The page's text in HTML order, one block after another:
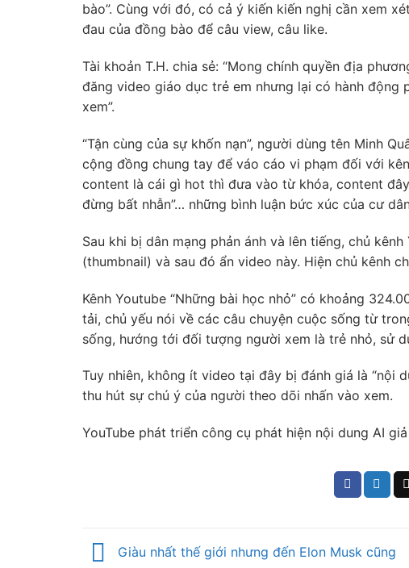
bào”. Cùng với đó, có cả ý kiến kiến nghị cần xem
đau của đồng bào để câu view, câu like.
Tài khoản T.H. chia sẻ: “Mong chính quyền địa
đăng video giáo dục trẻ em nhưng lại có hành động
xem”.
“Tận cùng của sự khốn nạn”, người dùng tên Minh
cộng đồng chung tay để váo cáo vi phạm đối với
content là cái gì hot thì đưa vào từ khóa, content
đừng bất nhẫn”… những bình luận bức xúc của cư
Sau khi bị dân mạng phản ánh và lên tiếng, chủ
(thumbnail) và sau đó ẩn video này. Hiện chủ kênh
Kênh Youtube “Những bài học nhỏ” có khoảng
tải, chủ yếu nói về các câu chuyện cuộc sống từ
sống, hướng tới đối tượng người xem là trẻ nhỏ, sử
Tuy nhiên, không ít video tại đây bị đánh giá là “nội
thu hút sự chú ý của người theo dõi nhấn vào xem.
YouTube phát triển công cụ phát hiện nội dung AI
Giàu nhất thế giới nhưng đến Elon Musk cũng